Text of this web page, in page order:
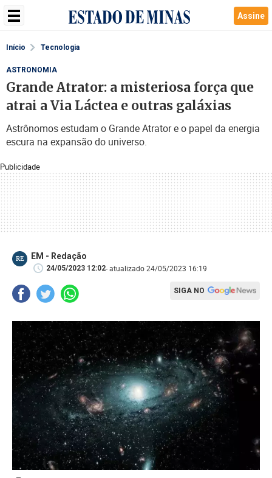
Assine
Início Tecnologia
Publicidade
ASTRONOMIA
Grande Atrator: a misteriosa força que
atrai a Via Láctea e outras galáxias
Astrônomos estudam o Grande Atrator e o papel da energia
escura na expansão do universo.
RE EM - Redação
24/05/2023 12:02- atualizado 24/05/2023 16:19
SIGA NO